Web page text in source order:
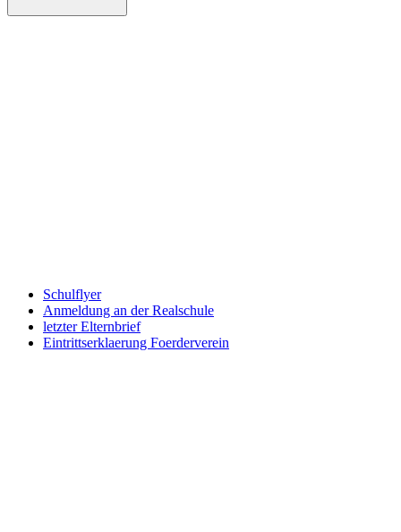
Schulflyer
Anmeldung an der Realschule
letzter Elternbrief
Eintrittserklaerung Foerderverein